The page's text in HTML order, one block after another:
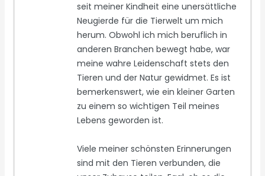
seit meiner Kindheit eine unersättliche
Neugierde für die Tierwelt um mich
herum. Obwohl ich mich beruflich in
anderen Branchen bewegt habe, war
meine wahre Leidenschaft stets den
Tieren und der Natur gewidmet. Es ist
bemerkenswert, wie ein kleiner Garten
zu einem so wichtigen Teil meines
Lebens geworden ist.
Viele meiner schönsten Erinnerungen
sind mit den Tieren verbunden, die